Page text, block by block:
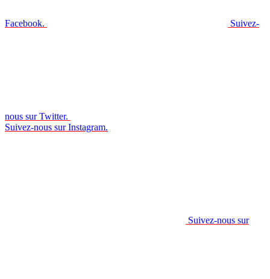
Facebook. Suivez-
nous sur Twitter.
Suivez-nous sur Instagram.
Suivez-nous sur